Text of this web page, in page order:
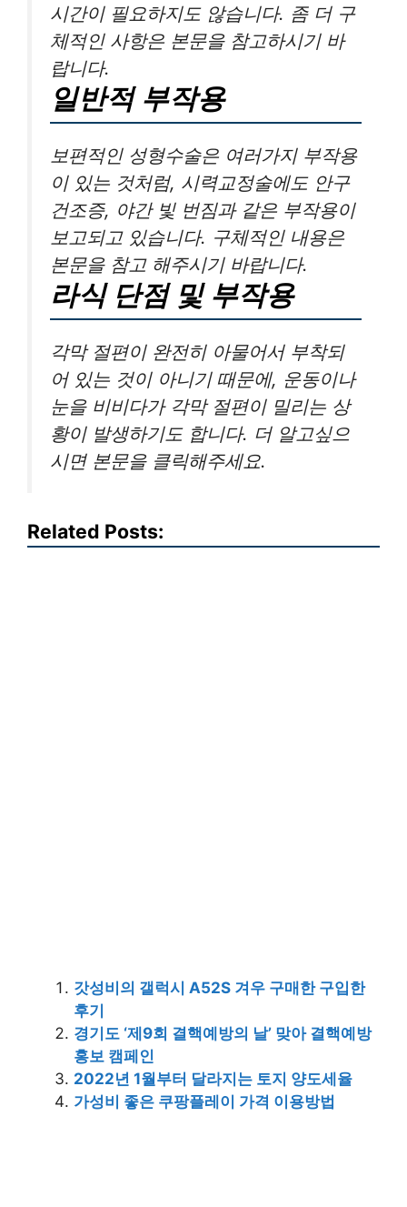
시간이 필요하지도 않습니다. 좀 더 구
체적인 사항은 본문을 참고하시기 바
랍니다.
일반적 부작용
보편적인 성형수술은 여러가지 부작용
이 있는 것처럼, 시력교정술에도 안구
건조증, 야간 빛 번짐과 같은 부작용이
보고되고 있습니다. 구체적인 내용은
본문을 참고 해주시기 바랍니다.
라식 단점 및 부작용
각막 절편이 완전히 아물어서 부착되
어 있는 것이 아니기 때문에, 운동이나
눈을 비비다가 각막 절편이 밀리는 상
황이 발생하기도 합니다. 더 알고싶으
시면 본문을 클릭해주세요.
Related Posts:
갓성비의 갤럭시 A52S 겨우 구매한 구입한
후기
경기도 ‘제9회 결핵예방의 날’ 맞아 결핵예방
홍보 캠페인
2022년 1월부터 달라지는 토지 양도세율
가성비 좋은 쿠팡플레이 가격 이용방법